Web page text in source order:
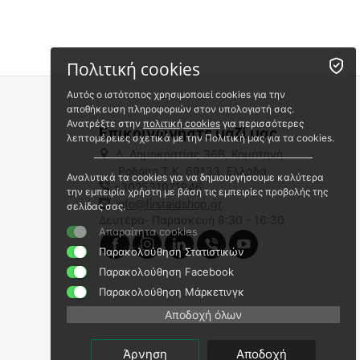
Σουγιάς CRKT M16-01KZ
SPEAR POINT BLACK
Άμεσα διαθέσιμο
Αποστολή σε 1 εως 3
εργάσιμες
(χωρίς ΦΠΑ)
CRKT M21-14DSFG SPECIAL
FORCES DROP POINT
W/VEFF SERRATIONS
9020081630
Άμεσα διαθέσιμο
Αποστολή σε 1 εως 3
εργάσιμες
€125.00
€100.81(χωρίς ΦΠΑ)
Επικοινωνήστε μαζί μας
Λ. Δημοκρατίας 36Β, Κομοτηνή
Ροδόπη,Τ.Κ. 69133, Ελλάδα
+302531071946
info@firstaidshop.gr
Δευτέρα- Παρασκευή 8:30 - 16:30
Πολιτική cookies
Αυτός ο ιστότοπος χρησιμοποιεί cookies για την
αποθήκευση πληροφοριών στον υπολογιστή σας.
Ανατρέξτε στην πολιτική cookies για περισσότερες
λεπτομέρειες σχετικά με την Πολιτική μας για τα cookies.
Αναλυτικά τα cookies για να δημιουργήσουμε καλύτερα
την εμπειρία χρήστη με βάση τις εμπειρίες προβολής της
σελίδας σας.
Απαραίτητα cookies
Παρακολούθηση Στατιστικών
Παρακολούθηση Facebook
Παρακολούθηση Μάρκετινγκ
Αποδοχή όλων
Άρνηση Αποδοχή